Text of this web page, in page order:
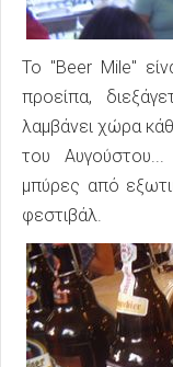
Το "Beer Mile"
προείπα,
λαμβάνει χώρα
του Αυγούστου...
μπύρες από
φεστιβάλ.